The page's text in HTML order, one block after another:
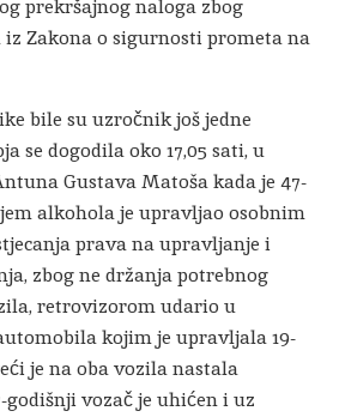
prekršajnog naloga zbog
Zakona o sigurnosti prometa na
bile su uzročnik još jedne
se dogodila oko 17,05 sati, u
Gustava Matoša kada je 47-
alkohola je upravljao osobnim
prava na upravljanje i
zbog ne držanja potrebnog
retrovizorom udario u
kojim je upravljala 19-
je na oba vozila nastala
vozač je uhićen i uz